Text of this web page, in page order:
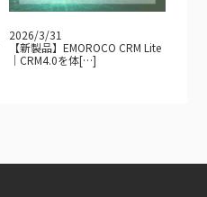
2026/3/31
【新製品】EMOROCO CRM Lite
｜CRM4.0を体[…]